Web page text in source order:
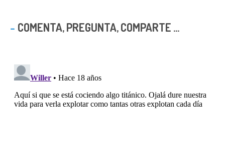
COMENTA, PREGUNTA, COMPARTE ...